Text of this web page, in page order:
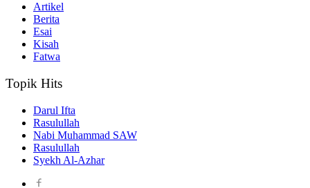
Artikel
Berita
Esai
Kisah
Fatwa
Topik Hits
Darul Ifta
Rasulullah
Nabi Muhammad SAW
Rasulullah
Syekh Al-Azhar